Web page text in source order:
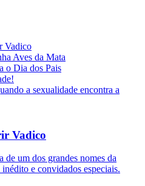
Vadico
Aves da Mata
o Dia dos Pais
a sexualidade encontra a
Vadico
de um dos grandes nomes da
e convidados especiais.